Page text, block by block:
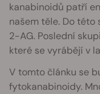
kanabinoidů patří
našem těle. Do
2-AG. Poslední
které se vyrábějí v
V tomto článku se
fytokanabinoidy.